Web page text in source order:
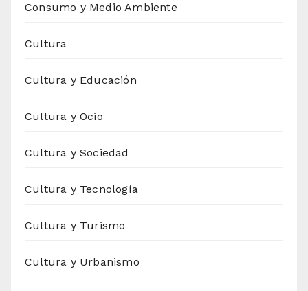
Consumo y Medio Ambiente
Cultura
Cultura y Educación
Cultura y Ocio
Cultura y Sociedad
Cultura y Tecnología
Cultura y Turismo
Cultura y Urbanismo